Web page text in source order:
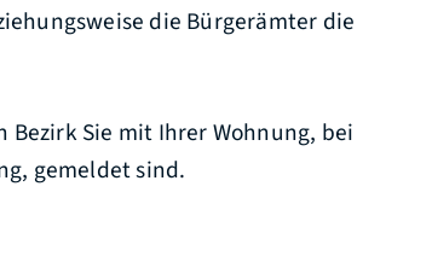
die Bürgerämter die
Bezirk Sie mit Ihrer Wohnung, bei
gemeldet sind.